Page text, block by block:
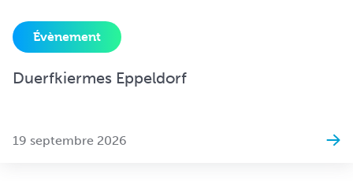
Évènement
Duerfkiermes Eppeldorf
19 septembre 2026